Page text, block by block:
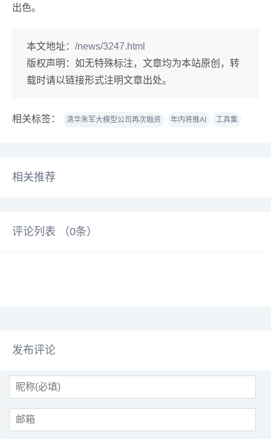
出色。
本文地址： /news/3247.html
版权声明： 如无特殊标注，文章均为本站原创，转
载时请以链接形式注明文章出处。
相关标签： 清华朱军大模型公司再次融资 年内将推AI 工具集
相关推荐
评论列表 （0条）
发布评论